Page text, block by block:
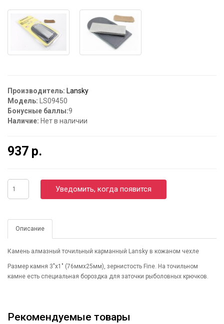
Производитель: Lansky
Модель: LS09450
Бонусные баллы:9
Наличие: Нет в наличии
937 р.
Уведомить, когда появится
Описание
Камень алмазный точильный карманный Lansky в кожаном чехле
Размер камня 3"х1" (76ммх25мм), зернистость Fine. На точильном
камне есть специальная бороздка для заточки рыболовных крючков.
Рекомендуемые товары